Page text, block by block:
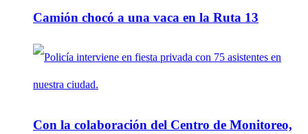
Camión chocó a una vaca en la Ruta 13
Con la colaboración del Centro de Monitoreo,